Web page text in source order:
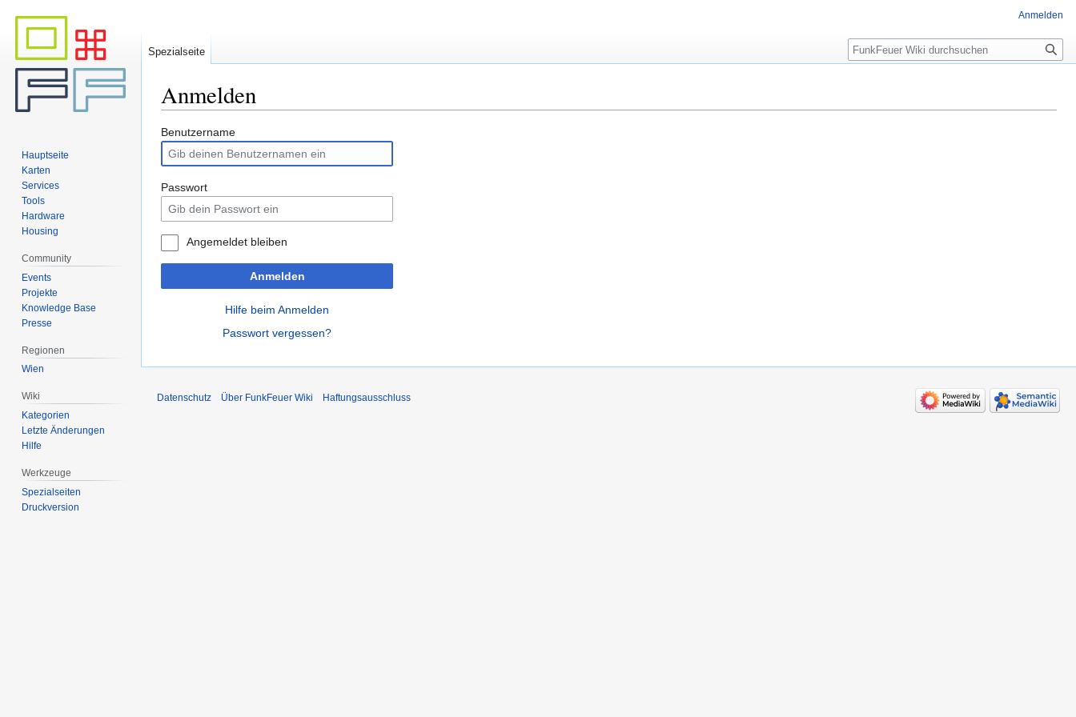
Anmelden
Zur
Navigation
springen
Zur
Suche
springen
Benutzername
Passwort
Angemeldet bleiben
Anmelden
Hilfe beim Anmelden
Passwort vergessen?
Anmelden
Spezialseite
Suche
Hauptseite
Karten
Services
Tools
Hardware
Housing
Community
Events
Projekte
Knowledge Base
Presse
Regionen
Wien
Wiki
Kategorien
Letzte Änderungen
Hilfe
Werkzeuge
Spezialseiten
Druckversion
Datenschutz Über FunkFeuer Wiki Haftungsausschluss